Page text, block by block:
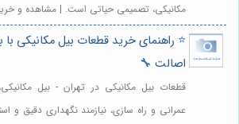
مکانیکی، تصمیمی حیاتی است. | مشاهده و
⭐️ راهنمای خرید قطعات بیل مکانیکی
اصالت 🔧
قطعات بیل مکانیکی در تهران - بیل
عمرانی و راه سازی، نیازمند نگهداری دقیق و